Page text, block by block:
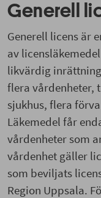
Generell
Generell licens är
av
likvärdig
flera vårdenheter,
sjukhus, flera
Läkemedel får
vårdenheter som
vårdenhet gäller
som beviljats
Region Uppsala.